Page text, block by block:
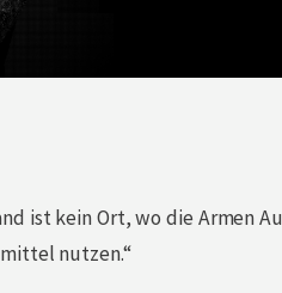
ist kein Ort, wo die Armen
nutzen.“